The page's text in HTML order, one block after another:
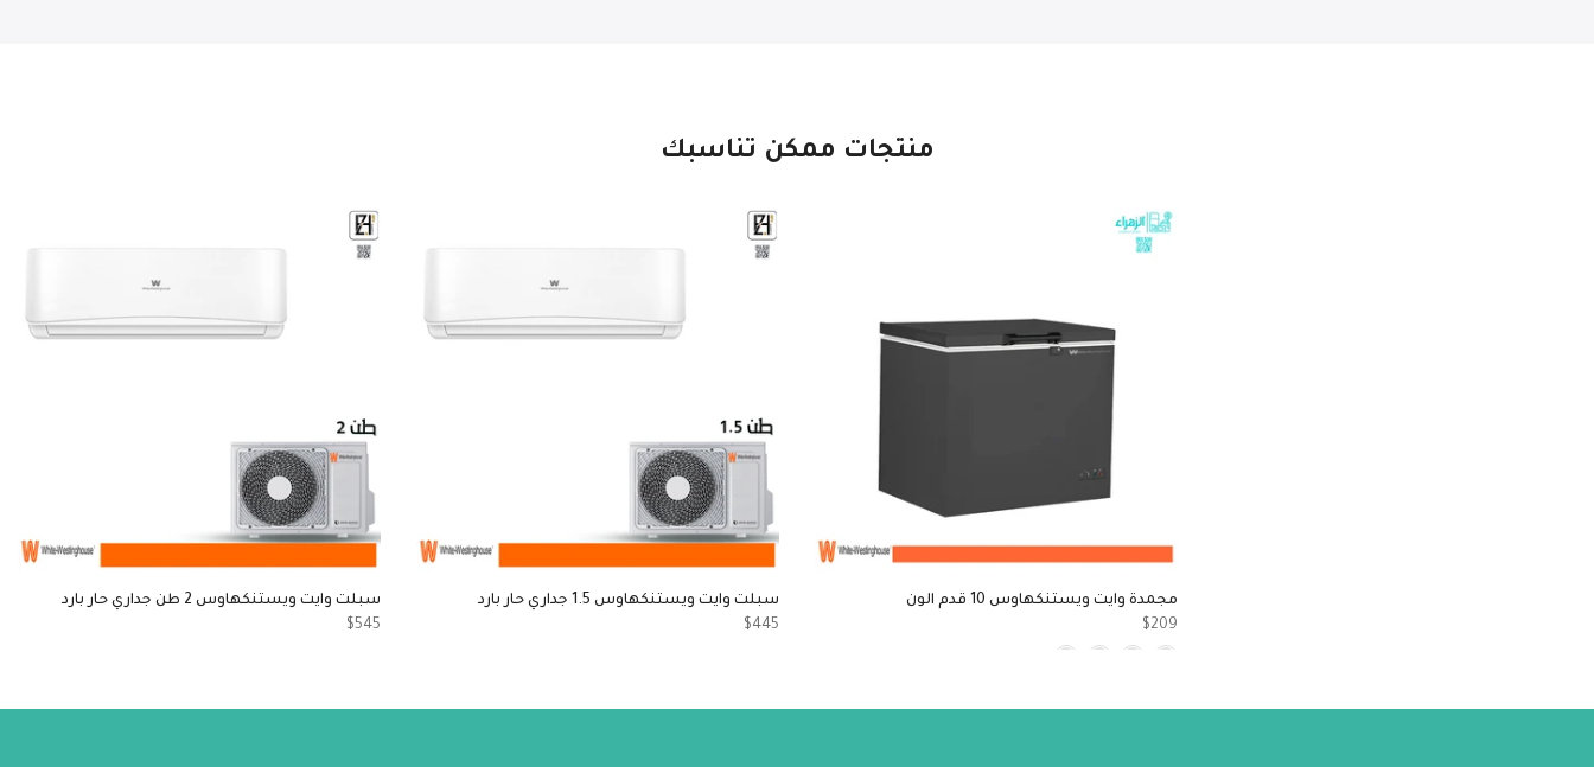
منتجات ممكن تناسبك
مجمدة وايت ويستنكهاوس 10 قدم الون
$209
سبلت وايت ويستنكهاوس 1.5 جداري حار بارد
$445
سبلت وايت ويستنكهاوس 2 طن جداري حار بارد
$545